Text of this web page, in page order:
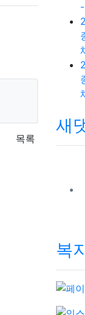
목록
새
복